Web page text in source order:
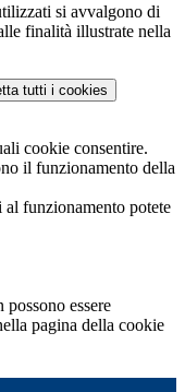
si avvalgono di
finalità illustrate nella
tutti i cookies
cookie consentire.
il funzionamento della
al funzionamento potete
essere
pagina della cookie